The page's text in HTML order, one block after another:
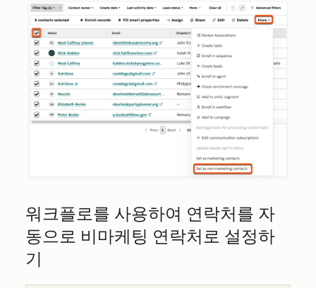
워크플로를 사용하여 연락처를 자
동으로 비마케팅 연락처로 설정하
기